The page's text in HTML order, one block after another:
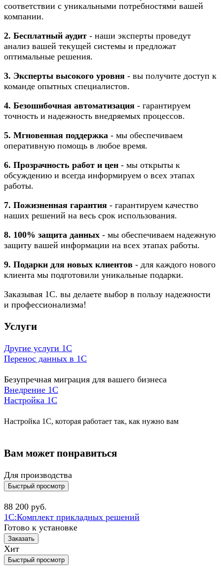
соответствии с уникальными потребностями вашей
компании.
2. Бесплатный аудит - наши эксперты проведут
анализ вашей текущей системы и предложат
оптимальные решения.
3. Эксперты высокого уровня - вы получите доступ к
команде опытных специалистов.
4. Безошибочная автоматизация - гарантируем
точность и надежность внедряемых процессов.
5. Мгновенная поддержка - мы обеспечиваем
оперативную помощь в любое время.
6. Прозрачность работ и цен - мы открыты к
обсуждению и всегда информируем о всех этапах
работы.
7. Пожизненная гарантия - гарантируем качество
наших решений на весь срок использования.
8. 100% защита данных - мы обеспечиваем надежную
защиту вашей информации на всех этапах работы.
9. Подарки для новых клиентов - для каждого нового
клиента мы подготовили уникальные подарки.
Заказывая 1С. вы делаете выбор в пользу надежности
и профессионализма!
Услуги
Другие услуги 1С
Перенос данных в 1С
Безупречная миграция для вашего бизнеса
Внедрение 1С
Настройка 1C
Настройка 1С, которая работает так, как нужно вам
Вам может понравиться
Для производства
Быстрый просмотр
88 200 руб.
1С:Комплект прикладных решений
Готово к установке
Заказать
Хит
Быстрый просмотр